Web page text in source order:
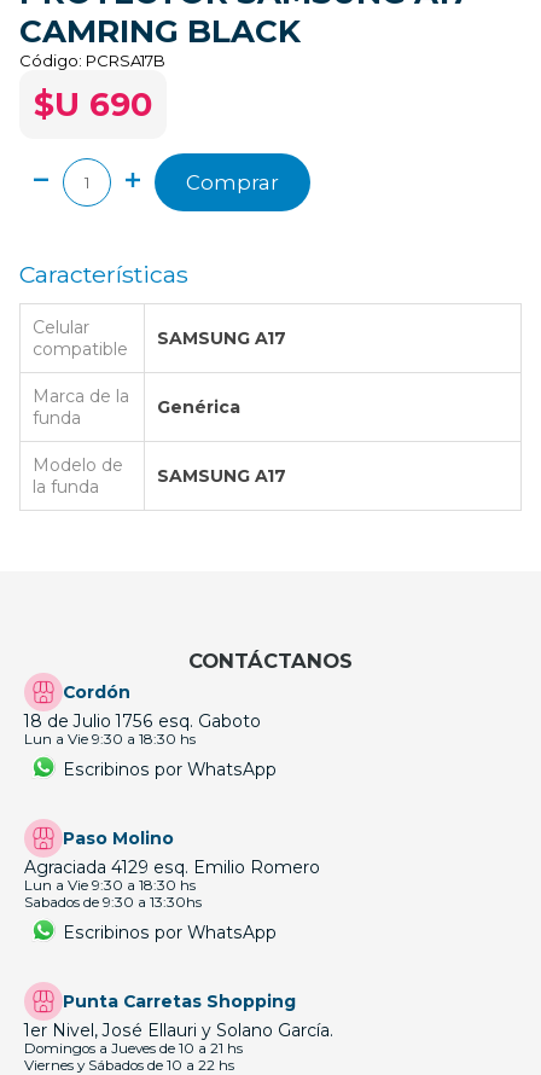
CAMRING BLACK
Código: PCRSA17B
$U 690
Comprar
Características
Celular
compatible
SAMSUNG A17
Marca de la
funda
Genérica
Modelo de
la funda
SAMSUNG A17
CONTÁCTANOS
Cordón
18 de Julio 1756 esq. Gaboto
Lun a Vie 9:30 a 18:30 hs
Escribinos por WhatsApp
Paso Molino
Agraciada 4129 esq. Emilio Romero
Lun a Vie 9:30 a 18:30 hs
Sabados de 9:30 a 13:30hs
Escribinos por WhatsApp
Punta Carretas Shopping
1er Nivel, José Ellauri y Solano García.
Domingos a Jueves de 10 a 21 hs
Viernes y Sábados de 10 a 22 hs